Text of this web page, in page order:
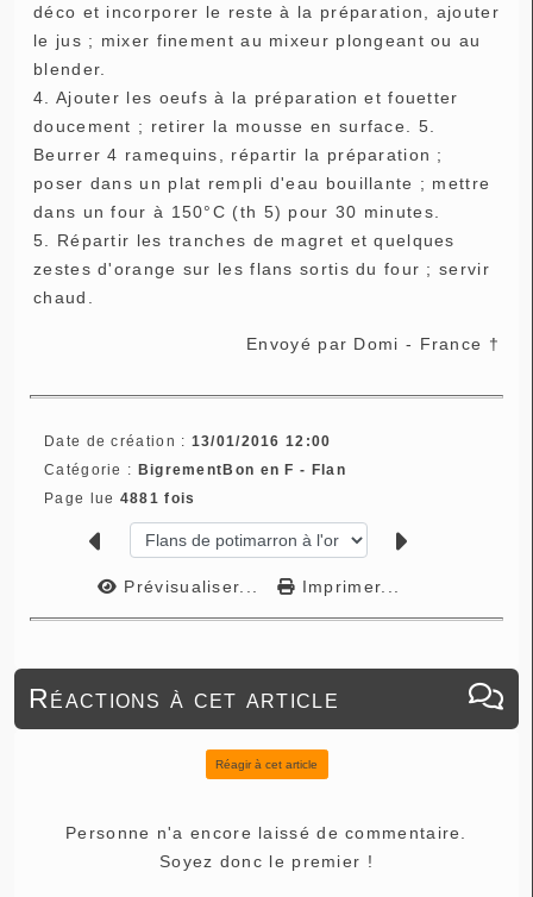
déco et incorporer le reste à la préparation, ajouter
le jus ; mixer finement au mixeur plongeant ou au
blender.
4. Ajouter les oeufs à la préparation et fouetter
doucement ; retirer la mousse en surface. 5.
Beurrer 4 ramequins, répartir la préparation ;
poser dans un plat rempli d'eau bouillante ; mettre
dans un four à 150°C (th 5) pour 30 minutes.
5. Répartir les tranches de magret et quelques
zestes d'orange sur les flans sortis du four ; servir
chaud.
Envoyé par Domi - France †
Date de création : 13/01/2016 12:00
Catégorie : BigrementBon en F - Flan
Page lue 4881 fois
Prévisualiser... Imprimer...
Réactions à cet article
Réagir à cet article
Personne n'a encore laissé de commentaire.
Soyez donc le premier !